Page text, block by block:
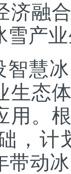
济融
雪产
智慧
生态
用。
，计
带动